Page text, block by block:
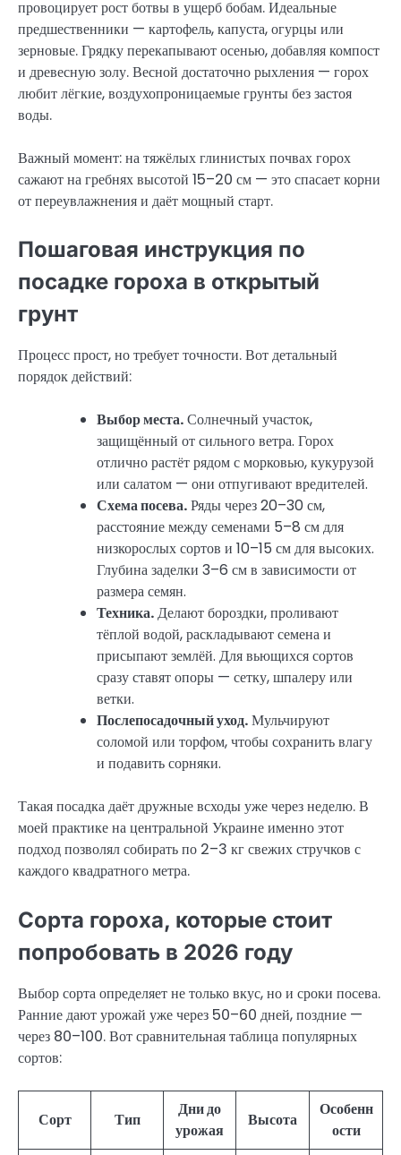
провоцирует рост ботвы в ущерб бобам. Идеальные
предшественники — картофель, капуста, огурцы или
зерновые. Грядку перекапывают осенью, добавляя компост
и древесную золу. Весной достаточно рыхления — горох
любит лёгкие, воздухопроницаемые грунты без застоя
воды.
Важный момент: на тяжёлых глинистых почвах горох
сажают на гребнях высотой 15–20 см — это спасает корни
от переувлажнения и даёт мощный старт.
Пошаговая инструкция по
посадке гороха в открытый
грунт
Процесс прост, но требует точности. Вот детальный
порядок действий:
Выбор места.Солнечный участок,
защищённый от сильного ветра. Горох
отлично растёт рядом с морковью, кукурузой
или салатом — они отпугивают вредителей.
Схема посева.Ряды через 20–30 см,
расстояние между семенами 5–8 см для
низкорослых сортов и 10–15 см для высоких.
Глубина заделки 3–6 см в зависимости от
размера семян.
Техника.Делают бороздки, проливают
тёплой водой, раскладывают семена и
присыпают землёй. Для вьющихся сортов
сразу ставят опоры — сетку, шпалеру или
ветки.
Послепосадочный уход.Мульчируют
соломой или торфом, чтобы сохранить влагу
и подавить сорняки.
Такая посадка даёт дружные всходы уже через неделю. В
моей практике на центральной Украине именно этот
подход позволял собирать по 2–3 кг свежих стручков с
каждого квадратного метра.
Сорта гороха, которые стоит
попробовать в 2026 году
Выбор сорта определяет не только вкус, но и сроки посева.
Ранние дают урожай уже через 50–60 дней, поздние —
через 80–100. Вот сравнительная таблица популярных
сортов:
Сорт Тип
Дни до
урожая
Высота
Особенн
ости